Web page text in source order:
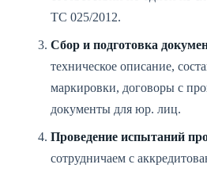
ТС 025/2012.
Сбор и подготовка
техническое описание,
маркировки, договоры с
документы для юр. лиц.
Проведение испытаний
сотрудничаем с